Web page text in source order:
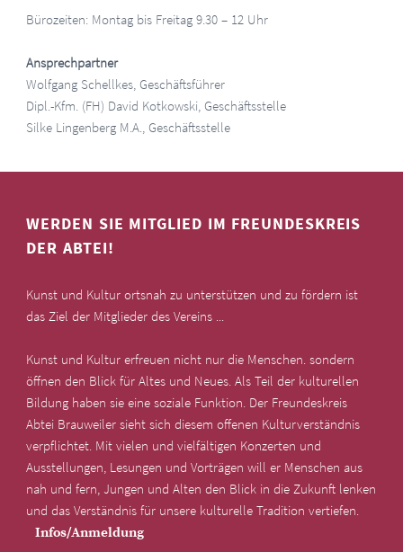
Bürozeiten: Montag bis Freitag 9.30 – 12 Uhr
Ansprechpartner
Wolfgang Schellkes, Geschäftsführer
Dipl.-Kfm. (FH) David Kotkowski, Geschäftsstelle
Silke Lingenberg M.A., Geschäftsstelle
WERDEN SIE MITGLIED IM FREUNDESKREIS
DER ABTEI!
Kunst und Kultur ortsnah zu unterstützen und zu fördern ist
das Ziel der Mitglieder des Vereins ...
Kunst und Kultur erfreuen nicht nur die Menschen. sondern
öffnen den Blick für Altes und Neues. Als Teil der kulturellen
Bildung haben sie eine soziale Funktion. Der Freundeskreis
Abtei Brauweiler sieht sich diesem offenen Kulturverständnis
verpflichtet. Mit vielen und vielfältigen Konzerten und
Ausstellungen, Lesungen und Vorträgen will er Menschen aus
nah und fern, Jungen und Alten den Blick in die Zukunft lenken
und das Verständnis für unsere kulturelle Tradition vertiefen.
Infos/Anmeldung